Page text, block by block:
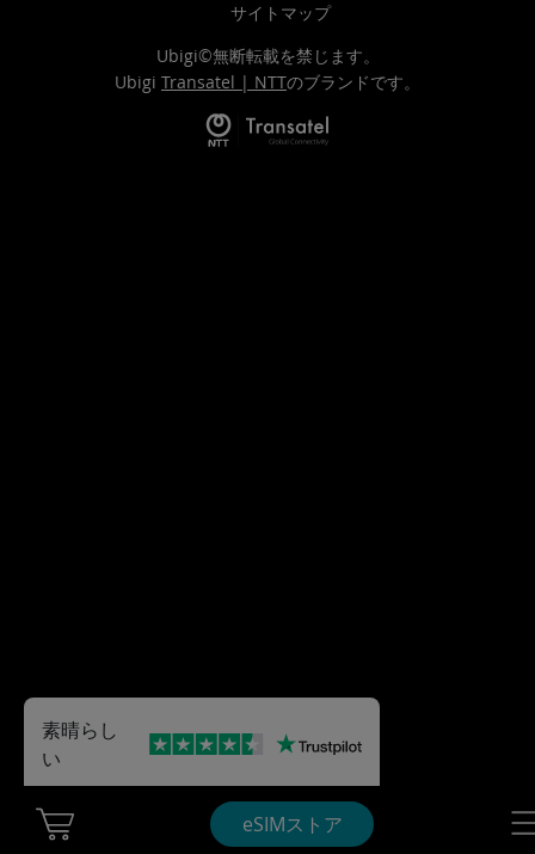
eSIMストア
サイトマップ
Ubigi©無断転載を禁じます。
Ubigi Transatel | NTTのブランドです。
素晴らし
い